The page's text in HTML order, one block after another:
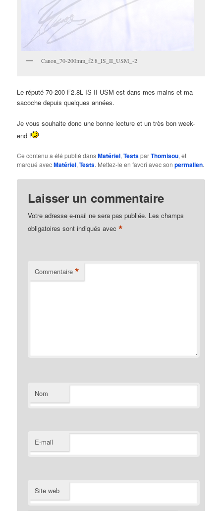
Canon_70-200mm_f2.8_IS_II_USM_-2
Le réputé 70-200 F2.8L IS II USM est dans mes mains et ma
sacoche depuis quelques années.
Je vous souhaite donc une bonne lecture et un très bon week-
end !
Ce contenu a été publié dansMatériel,TestsparThomisou, et
marqué avecMatériel,Tests. Mettez-le en favori avec sonpermalien.
Laisser un commentaire
Votre adresse e-mail ne sera pas publiée. Les champs
obligatoires sont indiqués avec*
Commentaire *
Nom
E-mail
Site web